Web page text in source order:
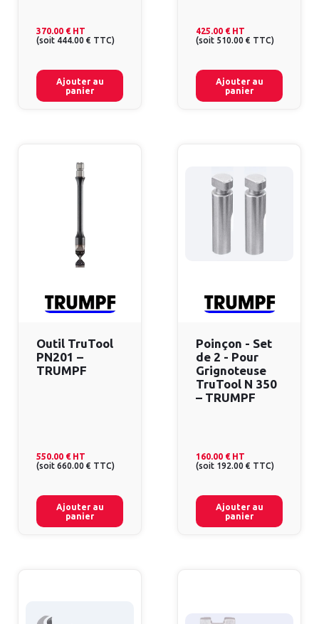
370.00 € HT
(soit 444.00 € TTC)
Ajouter au
panier
425.00 € HT
(soit 510.00 € TTC)
Ajouter au
panier
Outil TruTool
PN201 –
TRUMPF
550.00 € HT
(soit 660.00 € TTC)
Ajouter au
panier
Poinçon - Set
de 2 - Pour
Grignoteuse
TruTool N 350
– TRUMPF
160.00 € HT
(soit 192.00 € TTC)
Ajouter au
panier